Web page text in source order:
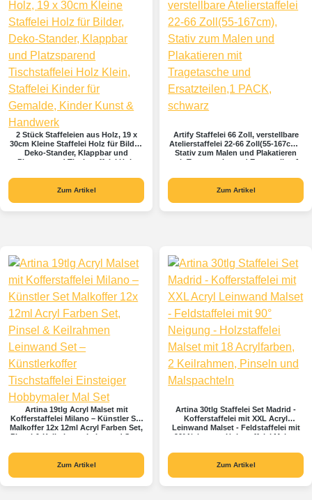
2 Stück Staffeleien aus Holz, 19 x
30cm Kleine Staffelei Holz für Bilder,
Deko-Stander, Klappbar und
Platzsparend Tischstaffelei Holz
Kinder Kunst & Handwerk
Zum Artikel
Artify Staffelei 66 Zoll, verstellbare
Atelierstaffelei 22-66 Zoll(55-167cm),
Stativ zum Malen und Plakatieren
mit Tragetasche und Ersatzteilen,1
Zum Artikel
Artina 19tlg Acryl Malset mit
Kofferstaffelei Milano – Künstler Set
Malkoffer 12x 12ml Acryl Farben Set,
Pinsel & Keilrahmen Leinwand Set –
Einsteiger Hobbymaler Mal Set
Zum Artikel
Artina 30tlg Staffelei Set Madrid -
Kofferstaffelei mit XXL Acryl
Leinwand Malset - Feldstaffelei mit
90° Neigung - Holzstaffelei Malset
Pinseln und Malspachteln
Zum Artikel